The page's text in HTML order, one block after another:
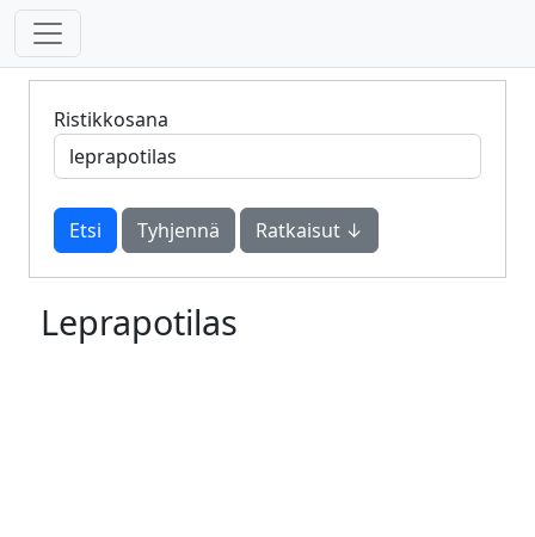
Ristikkosana
Tyhjennä Ratkaisut ↓
Leprapotilas